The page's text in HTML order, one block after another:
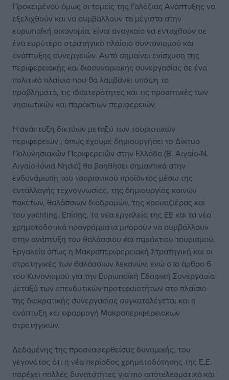
Προκειμένου όμως οι τομείς της Γαλάζιας Ανάπτυξης να
εξελιχθούν και να συμβάλλουν τα μέγιστα στην
ευρωπαϊκή οικονομία, είναι αναγκαίο να ενταχθούν σε
ένα ευρύτερο στρατηγικό πλαίσιο συντονισμού και
ανάπτυξης συνεργειών. Αυτό σημαίνει ενίσχυση της
περιφερειακής και διασυνοριακής συνεργασίας σε ένα
πολιτικό πλαίσιο που θα λαμβάνει υπόψη τα
προβλήματα, τις ιδιαιτερότητες και τις προοπτικές των
νησιωτικών και παράκτιων περιφερειών.
Η ανάπτυξη δικτύων μεταξύ των τουριστικών
περιφερειών , όπως έχουμε δημιουργήσει το Δίκτυο
Πολυνησιακών Περιφερειών στην Ελλάδα (Β. Αιγαίο-Ν.
Αιγαίο-Ιόνια Νησιά) θα βοηθήσει σημαντικά στην
ενδυνάμωση του τουριστικού προϊόντος μέσω της
ανταλλαγής τεχνογνωσίας, της δημιουργίας κοινών
πακέτων, θαλάσσιων διαδρομών, της κρουαζιέρας και
του yachting. Επίσης, τα νέα εργαλεία της ΕΕ και τα νέα
χρηματοδοτικά προγράμματα μπορούν να συμβάλλουν
στην ανάπτυξη του θαλάσσιου και παράκτιου τουρισμού.
Εργαλεία όπως η Μακροπεριφερειακή Στρατηγική και οι
στρατηγικές των θαλάσσιων λεκανών, ενώ στο άρθρο 6
του Κανονισμού για την Ευρωπαϊκή Εδαφική Συνεργασία
μεταξύ των επενδυτικών προτεραιοτήτων στο πλαίσιο
της διακρατικής συνεργασίας συγκαταλέγεται και η
ανάπτυξη και εφαρμογή Μακροπεριφερειακών
στρατηγικών.
Δεδομένης της προαναφερθείσας δυναμικής, του
γεγονότος ότι η νέα περίοδος χρηματοδότησης της Ε.Ε.
παρέχει πολλές δυνατότητες για πιο αποτελεσματικό και